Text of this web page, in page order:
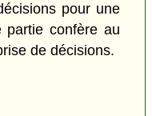
pour une
partie confère au
de décisions.